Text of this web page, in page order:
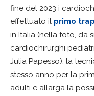
fine del 2023 i
effettuato il primo
in Italia (nella foto, da
cardiochirurghi
Julia Papesso): la
stesso anno per la
adulti e allarga la